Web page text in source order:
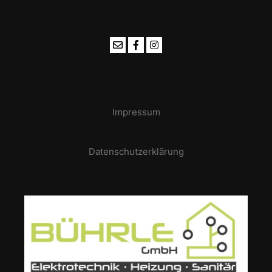
Impressum
Datenschutzerklärung